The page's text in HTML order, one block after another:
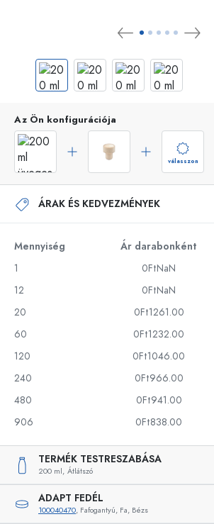
Az Ön konfigurációja
válasszon
ÁRAK ÉS KEDVEZMÉNYEK
Mennyiség Ár darabonként
1
0FtNaN
12
0FtNaN
20
0Ft1261.00
60
0Ft1232.00
120
0Ft1046.00
240
0Ft966.00
480
0Ft941.00
906
0Ft838.00
TERMÉK TESTRESZABÁSA
200 ml, Átlátszó
ADAPT FEDÉL
100040470, Fafogantyú, Fa, Bézs